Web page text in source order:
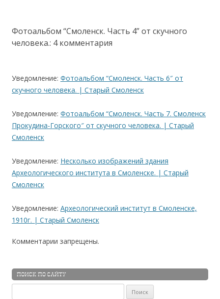
Фотоальбом “Смоленск. Часть 4” от скучного
человека.: 4 комментария
Уведомление: Фотоальбом “Смоленск. Часть 6″ от
скучного человека. | Старый Cмоленск
Уведомление: Фотоальбом “Смоленск. Часть 7. Смоленск
Прокудина-Горского″ от скучного человека. | Старый
Cмоленск
Уведомление: Несколько изображений здания
Археологического института в Смоленске. | Старый
Cмоленск
Уведомление: Археологический институт в Смоленске,
1910г. | Старый Cмоленск
Комментарии запрещены.
ПОИСК ПО САЙТУ